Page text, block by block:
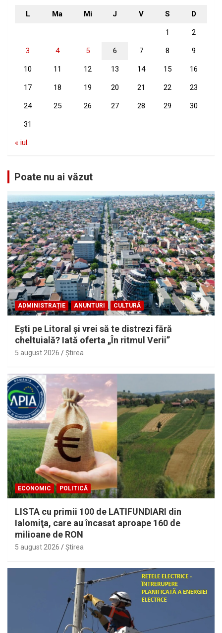
L Ma Mi J V S D
1 2
3 4 5 6 7 8 9
10 11 12 13 14 15 16
17 18 19 20 21 22 23
24 25 26 27 28 29 30
31
« iul.
Poate nu ai văzut
ADMINISTRAȚIE ANUNTURI CULTURĂ
Eşti pe Litoral şi vrei să te distrezi fără
cheltuială? Iată oferta „În ritmul Verii”
5 august 2026 Ştirea
ECONOMIC POLITICĂ
LISTA cu primii 100 de LATIFUNDIARI din
Ialomiţa, care au încasat aproape 160 de
milioane de RON
5 august 2026 Ştirea